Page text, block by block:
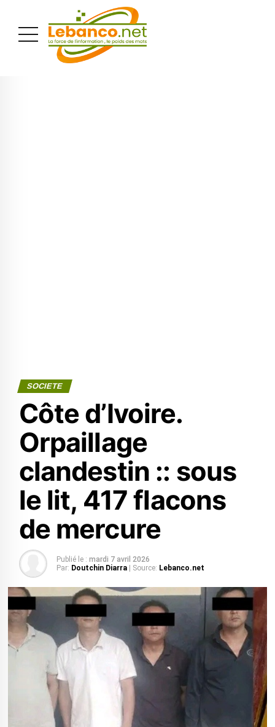
SOCIETE
Côte d’Ivoire.
Orpaillage
clandestin :: sous
le lit, 417 flacons
de mercure
Publié le : mardi 7 avril 2026
Par: Doutchin Diarra | Source: Lebanco.net